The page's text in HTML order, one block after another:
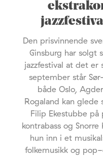
Den prisvinnende
Ginsburg har solgt
jazzfestival at det er
september står
både Oslo,
Rogaland kan
Filip Ekestubbe på
kontrabass og
hun inn i et
folkemusikk og